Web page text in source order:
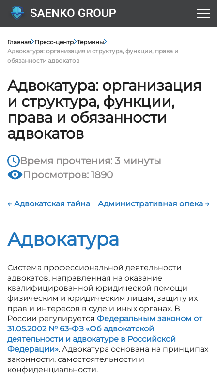
Главная Пресс-центр Термины
Адвокатура: организация и структура, функции, права и
обязанности адвокатов
Адвокатура: организация
и структура, функции,
права и обязанности
адвокатов
Время прочтения: 3 минуты
Просмотров: 1890
← Адвокатская тайна Административная опека →
Адвокатура
Система профессиональной деятельности
адвокатов, направленная на оказание
квалифицированной юридической помощи
физическим и юридическим лицам, защиту их
прав и интересов в суде и иных органах. В
России регулируется Федеральным законом от
31.05.2002 № 63-ФЗ «Об адвокатской
деятельности и адвокатуре в Российской
Федерации». Адвокатура основана на принципах
законности, самостоятельности и
конфиденциальности.